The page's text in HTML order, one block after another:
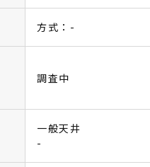
方式：-
調査中
一般天井
-